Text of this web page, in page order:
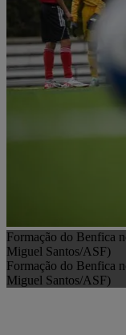
Formação do Benfica
Miguel Santos/ASF)
Formação do Benfica
Miguel Santos/ASF)